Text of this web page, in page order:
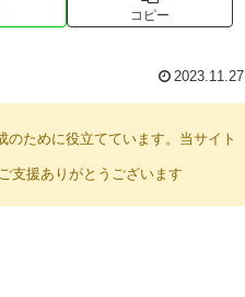
コピー
2023.11.27
ために役立てています。当サイト
支援ありがとうございます